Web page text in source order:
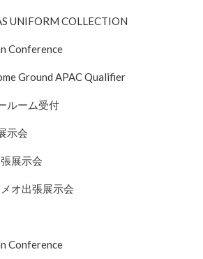
UNIFORM COLLECTION
Conference
Ground APAC Qualifier
ルーム受付
示会
展示会
オ出張展示会
Conference